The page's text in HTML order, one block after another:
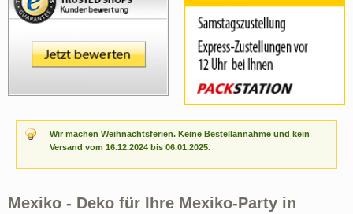
Wir machen Weihnachtsferien. Keine Bestellannahme und kein
Versand vom 16.12.2024 bis 06.01.2025.
Mexiko - Deko für Ihre Mexiko-Party in